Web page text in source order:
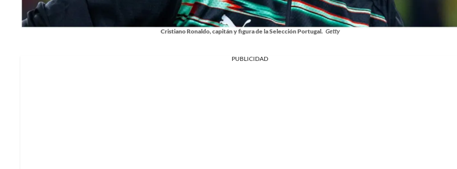
Cristiano Ronaldo, capitán y figura de la Selección Portugal. Getty
PUBLICIDAD